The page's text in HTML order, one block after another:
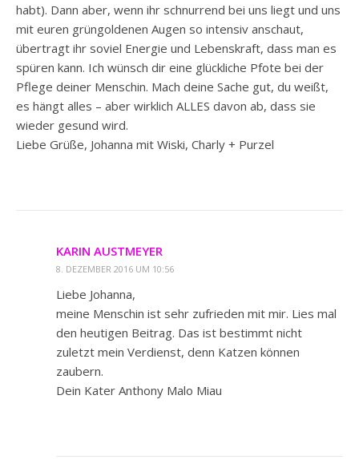
habt). Dann aber, wenn ihr schnurrend bei uns liegt und uns
mit euren grüngoldenen Augen so intensiv anschaut,
übertragt ihr soviel Energie und Lebenskraft, dass man es
spüren kann. Ich wünsch dir eine glückliche Pfote bei der
Pflege deiner Menschin. Mach deine Sache gut, du weißt,
es hängt alles – aber wirklich ALLES davon ab, dass sie
wieder gesund wird.
Liebe Grüße, Johanna mit Wiski, Charly + Purzel
KARIN AUSTMEYER
8. DEZEMBER 2016 UM 10:56
Liebe Johanna,
meine Menschin ist sehr zufrieden mit mir. Lies mal
den heutigen Beitrag. Das ist bestimmt nicht
zuletzt mein Verdienst, denn Katzen können
zaubern.
Dein Kater Anthony Malo Miau